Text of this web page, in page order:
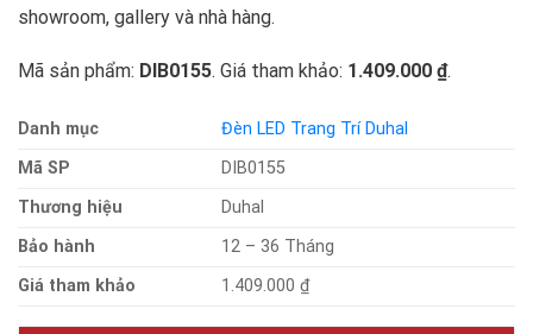
showroom, gallery và nhà hàng.
Mã sản phẩm: DIB0155. Giá tham khảo: 1.409.000 ₫.
Danh mục
Đèn LED Trang Trí Duhal
Mã SP
DIB0155
Thương hiệu
Duhal
Bảo hành
12 – 36 Tháng
Giá tham khảo
1.409.000 ₫